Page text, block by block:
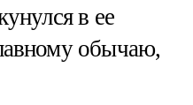
в ее
обычаю,